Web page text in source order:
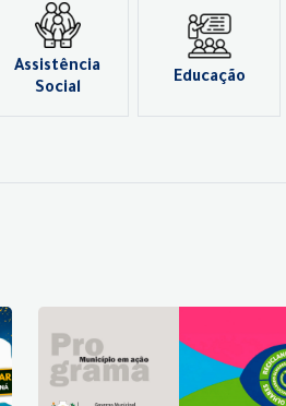
Assistência
Social
Educação